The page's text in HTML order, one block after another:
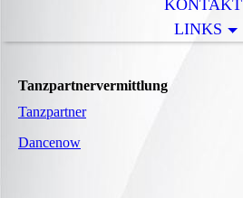
KONTAKT
LINKS
Tanzpartnervermittlung
Tanzpartner
Dancenow